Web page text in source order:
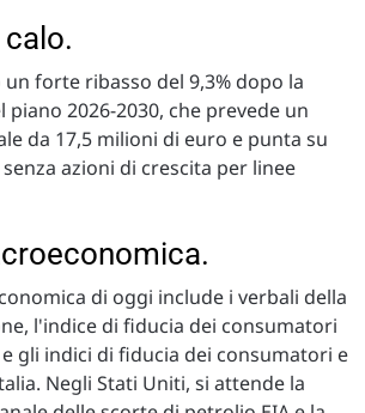
un forte ribasso del 9,3% dopo la
2026-2030, che prevede un
da 17,5 milioni di euro e punta su
azioni di crescita per linee
di oggi include i verbali della
l'indice di fiducia dei consumatori
gli indici di fiducia dei consumatori e
Negli Stati Uniti, si attende la